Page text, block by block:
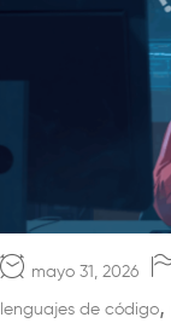
mayo 31, 2026
lenguajes de código,